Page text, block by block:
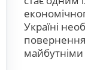
Україні
повернення